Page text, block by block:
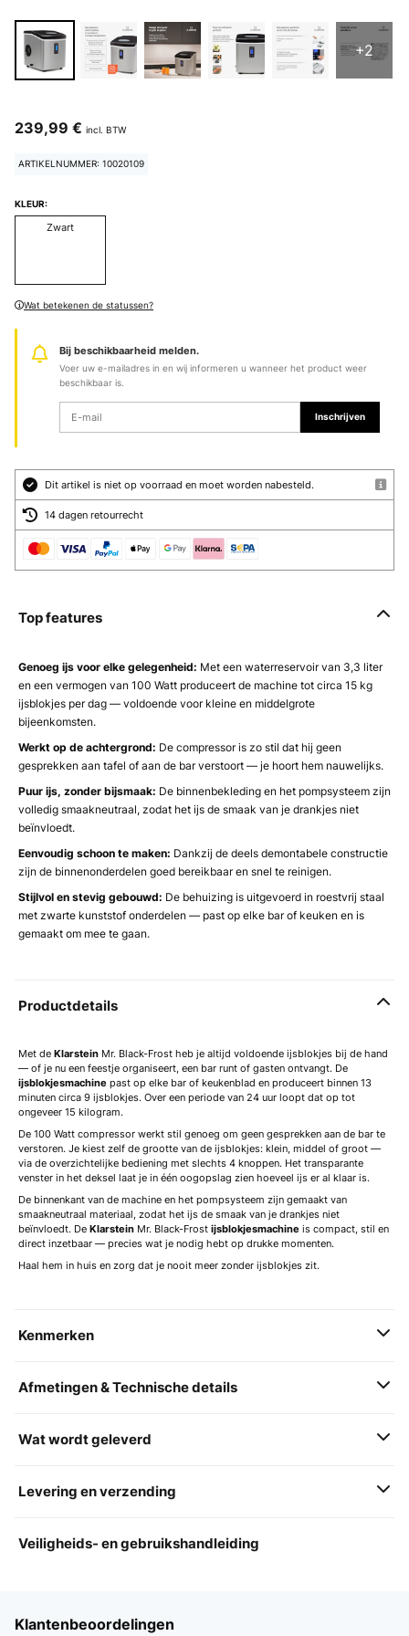
+2
239,99 € incl. BTW
ARTIKELNUMMER: 10020109
KLEUR:
Zwart
Wat betekenen de statussen?
Bij beschikbaarheid melden.
Voer uw e-mailadres in en wij informeren u wanneer het product weer
beschikbaar is.
Inschrijven
Dit artikel is niet op voorraad en moet worden nabesteld.
14 dagen retourrecht
Top features
Genoeg ijs voor elke gelegenheid: Met een waterreservoir van 3,3 liter
en een vermogen van 100 Watt produceert de machine tot circa 15 kg
ijsblokjes per dag — voldoende voor kleine en middelgrote
bijeenkomsten.
Werkt op de achtergrond: De compressor is zo stil dat hij geen
gesprekken aan tafel of aan de bar verstoort — je hoort hem nauwelijks.
Puur ijs, zonder bijsmaak: De binnenbekleding en het pompsysteem zijn
volledig smaakneutraal, zodat het ijs de smaak van je drankjes niet
beïnvloedt.
Eenvoudig schoon te maken: Dankzij de deels demontabele constructie
zijn de binnenonderdelen goed bereikbaar en snel te reinigen.
Stijlvol en stevig gebouwd: De behuizing is uitgevoerd in roestvrij staal
met zwarte kunststof onderdelen — past op elke bar of keuken en is
gemaakt om mee te gaan.
Productdetails
Met de Klarstein Mr. Black-Frost heb je altijd voldoende ijsblokjes bij de hand
— of je nu een feestje organiseert, een bar runt of gasten ontvangt. De
ijsblokjesmachine past op elke bar of keukenblad en produceert binnen 13
minuten circa 9 ijsblokjes. Over een periode van 24 uur loopt dat op tot
ongeveer 15 kilogram.
De 100 Watt compressor werkt stil genoeg om geen gesprekken aan de bar te
verstoren. Je kiest zelf de grootte van de ijsblokjes: klein, middel of groot —
via de overzichtelijke bediening met slechts 4 knoppen. Het transparante
venster in het deksel laat je in één oogopslag zien hoeveel ijs er al klaar is.
De binnenkant van de machine en het pompsysteem zijn gemaakt van
smaakneutraal materiaal, zodat het ijs de smaak van je drankjes niet
beïnvloedt. De Klarstein Mr. Black-Frost ijsblokjesmachine is compact, stil en
direct inzetbaar — precies wat je nodig hebt op drukke momenten.
Haal hem in huis en zorg dat je nooit meer zonder ijsblokjes zit.
Kenmerken
Afmetingen & Technische details
Wat wordt geleverd
Levering en verzending
Veiligheids- en gebruikshandleiding
Klantenbeoordelingen